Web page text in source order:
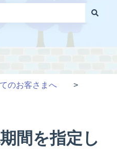
のお客さまへ
間を指定し